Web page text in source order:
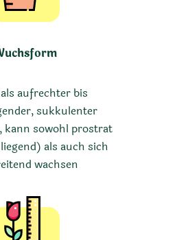
aufrechter bis
sukkulenter
kann sowohl prostrat
als auch sich
wachsen